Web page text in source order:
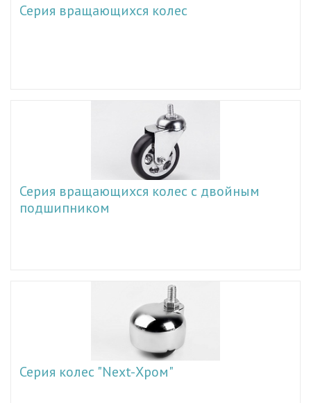
Серия вращающихся колес
Серия вращающихся колес с двойным
подшипником
Серия колес "Next-Хром"